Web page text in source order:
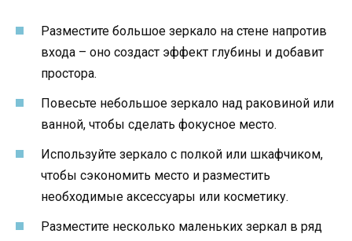
Разместите большое зеркало на стене напротив
входа – оно создаст эффект глубины и добавит
простора.
Повесьте небольшое зеркало над раковиной или
ванной, чтобы сделать фокусное место.
Используйте зеркало с полкой или шкафчиком,
чтобы сэкономить место и разместить
необходимые аксессуары или косметику.
Разместите несколько маленьких зеркал в ряд